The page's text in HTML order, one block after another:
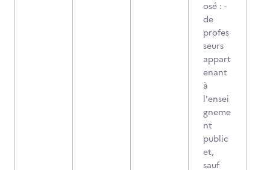
osé : -
de
profes
seurs
appart
enant
à
l'ensei
gneme
nt
public
et,
sauf